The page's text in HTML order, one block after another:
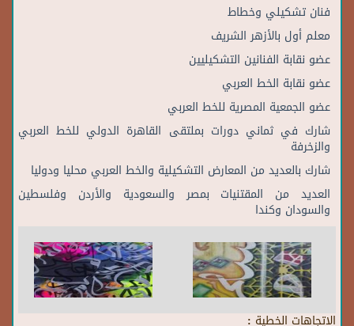
فنان تشكيلي وخطاط
معلم أول بالأزهر الشريف
عضو نقابة الفنانين التشكيليين
عضو نقابة الخط العربي
عضو الجمعية المصرية للخط العربي
شارك في ثماني دورات بملتقى القاهرة الدولي للخط العربي
والزخرفة
شارك بالعديد من المعارض التشكيلية والخط العربي محليا ودوليا
العديد من المقتنيات بمصر والسعودية والأردن وفلسطين
والسودان وكندا
الاتجاهات الخطية :